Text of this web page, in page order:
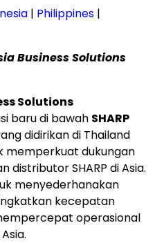
| Philippines |
Business Solutions
Solutions
baru di bawah SHARP
didirikan di Thailand
memperkuat dukungan
distributor SHARP di Asia.
menyederhanakan
kecepatan
operasional